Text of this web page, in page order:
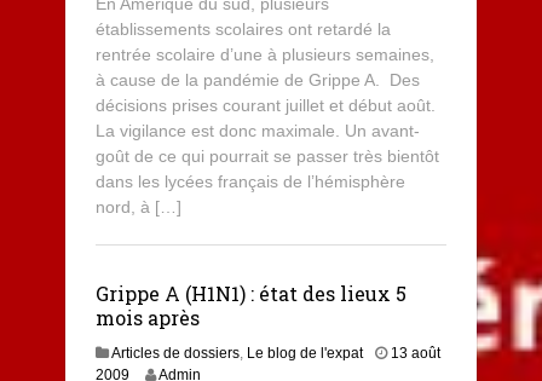
u
i
l
l
2
0
1
3
établissements scolaires ont retardé la
rentrée scolaire d’une à plusieurs semaines,
à cause de la pandémie de Grippe A. Des
décisions prises courant juillet et début août.
La vigilance est donc maximale. Un avant-
goût de ce qui pourrait se passer très bientôt
dans les lycées français de l’hémisphère
nord, à […]
Grippe A (H1N1) : état des lieux 5
mois après
Articles de dossiers, Le blog de l'expat
13 août
2009
Admin